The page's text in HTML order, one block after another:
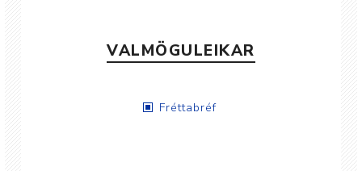
VALMÖGULEIKAR
Fréttabréf